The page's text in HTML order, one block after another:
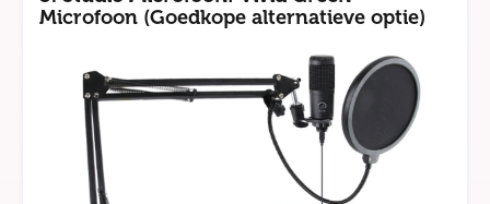
Microfoon (Goedkope alternatieve optie)